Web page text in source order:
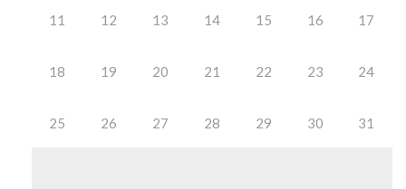
11 12 13 14 15 16 17
18 19 20 21 22 23 24
25 26 27 28 29 30 31